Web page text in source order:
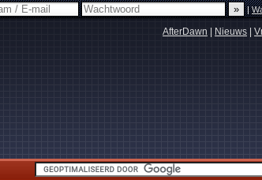
|
AfterDawn Nieuws